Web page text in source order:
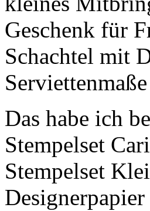
Geschenk für
Schachtel mit
Das habe ich
Stempelset
Stempelset